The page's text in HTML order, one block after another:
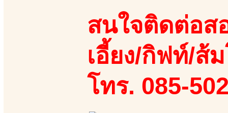
สนใจติดต่อส
เอี้ยง/กิฟท์/ส้
โทร. 085-